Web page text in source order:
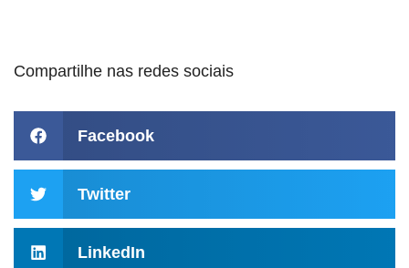
Compartilhe nas redes sociais
Facebook
Twitter
LinkedIn